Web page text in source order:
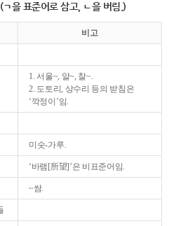
을 표준어로 삼고, ㄴ을 버림.)
비고
1. 서울~, 알~, 찰~.
2. 도토리, 상수리 등의 받침은
‘깍정이’임.
미숫-가루.
‘바램[所望]’은 비표준어임.
~쌈.